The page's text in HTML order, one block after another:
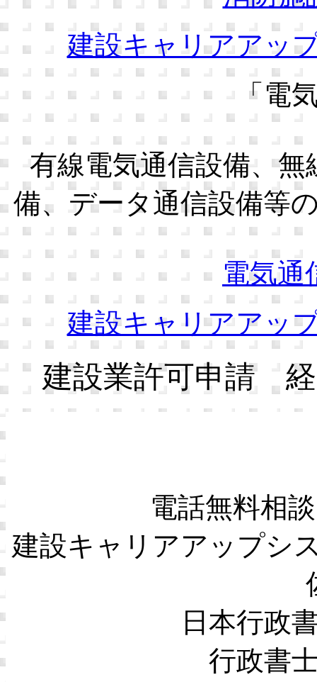
建設キャリアアッ
「電
有線電気通信設備、
備、データ通信設備等
電気通
建設キャリアアッ
建設業許可申請 経
電話無料相
建設キャリアアップシ
日本行政
行政書